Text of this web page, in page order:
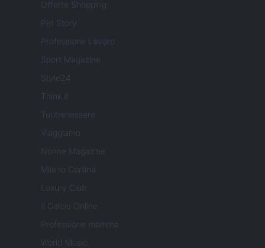
Offerte Shopping
Pet Story
Professione Lavoro
Sport Magazine
Style24
Think.it
Tuobenessere
Viaggiamo
Nonne Magazine
Milano Cortina
Luxury Club
Il Calcio Online
Professione mamma
World Music